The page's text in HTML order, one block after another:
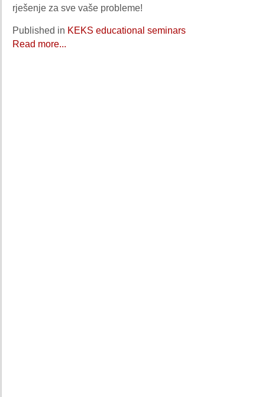
rješenje za sve vaše probleme!
Published in KEKS educational seminars
Read more...